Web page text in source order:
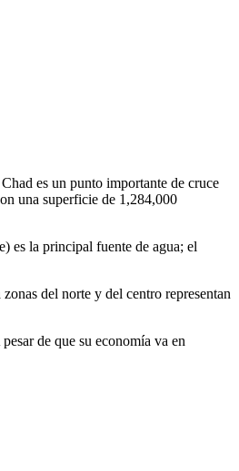
es un punto importante de cruce
una superficie de 1,284,000
es la principal fuente de agua; el
del norte y del centro representan
de que su economía va en